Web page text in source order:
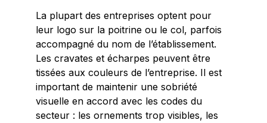
La plupart des entreprises optent pour
leur logo sur la poitrine ou le col, parfois
accompagné du nom de l’établissement.
Les cravates et écharpes peuvent être
tissées aux couleurs de l’entreprise. Il est
important de maintenir une sobriété
visuelle en accord avec les codes du
secteur : les ornements trop visibles, les